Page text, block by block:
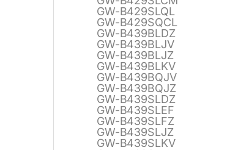
GW-B429SLQL
GW-B429SQCL
GW-B439BLDZ
GW-B439BLJV
GW-B439BLJZ
GW-B439BLKV
GW-B439BQJV
GW-B439BQJZ
GW-B439SLDZ
GW-B439SLEF
GW-B439SLFZ
GW-B439SLJZ
GW-B439SLKV